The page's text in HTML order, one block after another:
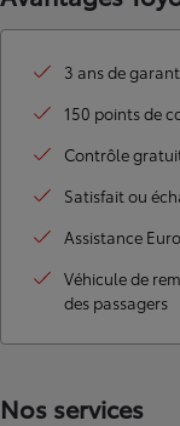
3 ans de
150 points de
Contrôle
Satisfait ou
Assistance
Véhicule de
des passagers
Nos services